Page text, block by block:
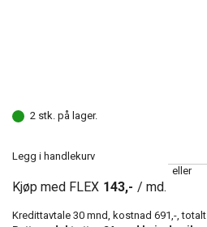
2 stk. på lager.
Legg i handlekurv
eller
Kjøp med FLEX 143,- / md.
Kredittavtale 30 mnd, kostnad 691,-, totalt